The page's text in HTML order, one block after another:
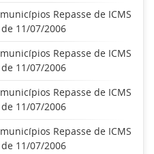
Repasse de ICMS
11/07/2006
Repasse de ICMS
11/07/2006
Repasse de ICMS
11/07/2006
Repasse de ICMS
11/07/2006